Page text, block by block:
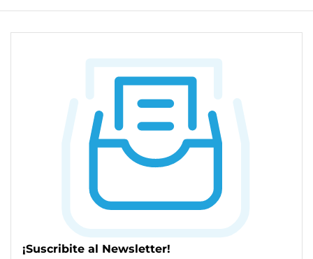
¡Suscribite al Newsletter!